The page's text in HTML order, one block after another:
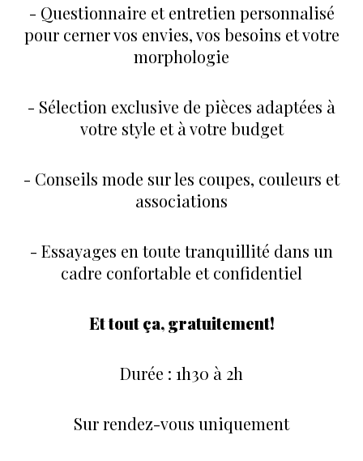
- Questionnaire et entretien personnalisé
pour cerner vos envies, vos besoins et votre
morphologie
- Sélection exclusive de pièces adaptées à
votre style et à votre budget
- Conseils mode sur les coupes, couleurs et
associations
- Essayages en toute tranquillité dans un
cadre confortable et confidentiel
Et tout ça, gratuitement!
Durée : 1h30 à 2h
Sur rendez-vous uniquement